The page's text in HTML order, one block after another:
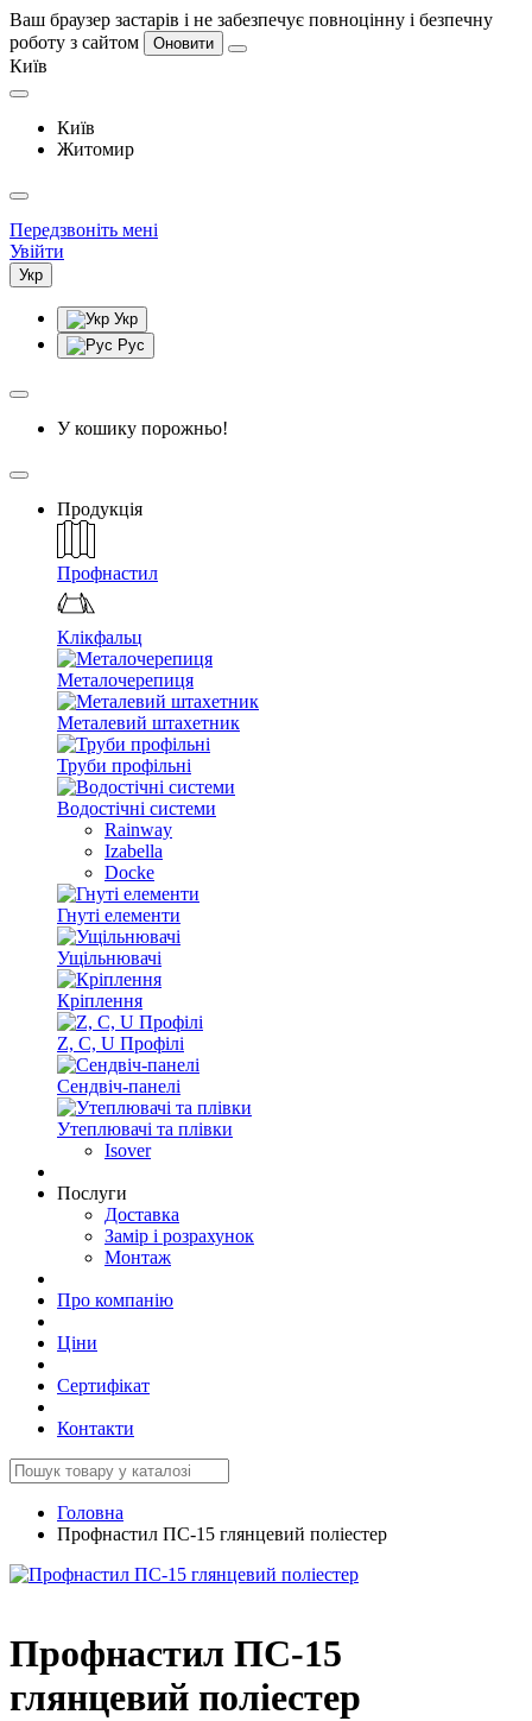
Ваш браузер застарів і не забезпечує повноцінну і безпечну
роботу з сайтом
Оновити
Київ
Київ
Житомир
Передзвоніть мені
Увійти
Укр
Укр
Рус
У кошику порожньо!
Продукція
Профнастил
Клікфальц
Металочерепиця
Металевий штахетник
Труби профільні
Водостічні системи
Rainway
Izabella
Docke
Гнуті елементи
Ущільнювачі
Кріплення
Z, C, U Профілі
Сендвіч-панелі
Утеплювачі та плівки
Isover
Послуги
Доставка
Замір і розрахунок
Монтаж
Про компанію
Ціни
Сертифікат
Контакти
Головна
Профнастил ПС-15 глянцевий поліестер
Профнастил ПС-15
глянцевий поліестер